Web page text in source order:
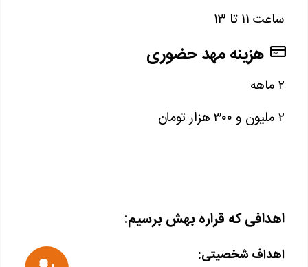
ساعت ۱۱ تا ۱۳
هزینه مهد حضوری
۲ ماهه
۲ ملیون و ۳۰۰ هزار تومان
اهدافی که قراره بهش برسیم:
اهداف شخصیتی: